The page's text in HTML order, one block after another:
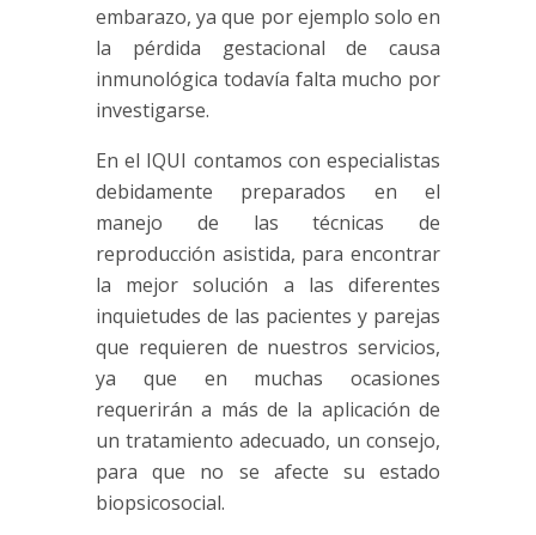
embarazo, ya que por ejemplo solo en
la pérdida gestacional de causa
inmunológica todavía falta mucho por
investigarse.
En el IQUI contamos con especialistas
debidamente preparados en el
manejo de las técnicas de
reproducción asistida, para encontrar
la mejor solución a las diferentes
inquietudes de las pacientes y parejas
que requieren de nuestros servicios,
ya que en muchas ocasiones
requerirán a más de la aplicación de
un tratamiento adecuado, un consejo,
para que no se afecte su estado
biopsicosocial.